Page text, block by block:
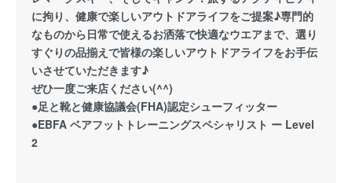
に拘り、健康で楽しいアウトドアライフをご提案♪専門的
なものから日常で使えるお洒落で快適なウエアまで、選り
すぐりの品揃えで皆様の楽しいアウトドアライフをお手伝
いさせていただきます♪
ぜひ一度ご来店ください(^^)
●足と靴と健康協議会(FHA)認定シューフィッター
●EBFA ベアフットトレーニングスペシャリスト ー Level
2